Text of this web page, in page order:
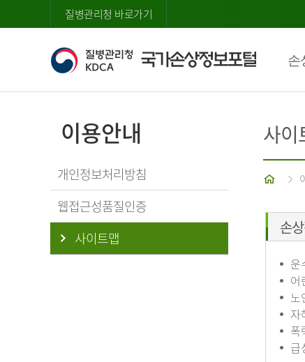
질병관리청 바로가기
손
이용안내
개인정보처리방침
웹접근성품질인증
사이트맵
사이
홈
손
운
어
노
자
폭
급